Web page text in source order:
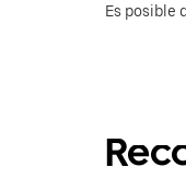
Es posible